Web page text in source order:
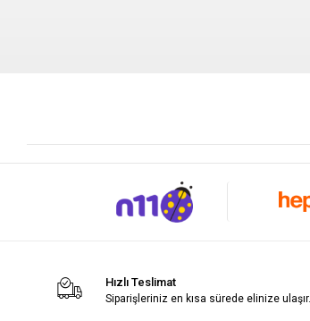
Hızlı Teslimat
Siparişleriniz en kısa sürede elinize ulaşır.